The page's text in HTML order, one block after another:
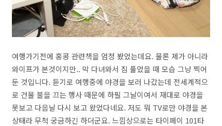
여행가기전에 홍콩 관련책을 엄청 봤었는데요. 물론 제가 아니라
와이프가 본것이지만.. 막 다녀와서 짐 풀었을 때 모습 그냥 찍어
둔 것입니다. 듣기로 여행중에 야경을 보러 나갔는데 전세계적으
로 건물 불을 끄는 행사 때문에 하필 그날이여서 재대로 야경을
못보고 다음날 다시 보고 왔었다네요. 저도 뭐 TV로만 야경을 본
상태라 무척 궁금하긴 하더군요. 느낌상으로는 타이페이 101타